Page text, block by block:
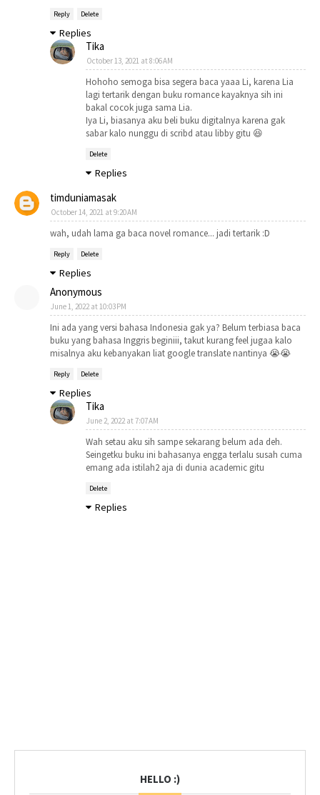
Reply Delete
Replies
Tika
October 13, 2021 at 8:06 AM
Hohoho semoga bisa segera baca yaaa Li, karena Lia
lagi tertarik dengan buku romance kayaknya sih ini
bakal cocok juga sama Lia.
Iya Li, biasanya aku beli buku digitalnya karena gak
sabar kalo nunggu di scribd atau libby gitu 😆
Delete
Replies
timduniamasak
October 14, 2021 at 9:20 AM
wah, udah lama ga baca novel romance... jadi tertarik :D
Reply Delete
Replies
Anonymous
June 1, 2022 at 10:03 PM
Ini ada yang versi bahasa Indonesia gak ya? Belum terbiasa baca
buku yang bahasa Inggris beginiii, takut kurang feel jugaa kalo
misalnya aku kebanyakan liat google translate nantinya 😭😭
Reply Delete
Replies
Tika
June 2, 2022 at 7:07 AM
Wah setau aku sih sampe sekarang belum ada deh.
Seingetku buku ini bahasanya engga terlalu susah cuma
emang ada istilah2 aja di dunia academic gitu
Delete
Replies
HELLO :)